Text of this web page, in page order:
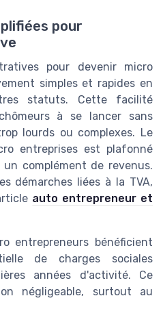
pour
pour devenir micro
simples et rapides en
statuts. Cette facilité
à se lancer sans
lourds ou complexes. Le
entreprises est plafonné
complément de revenus.
démarches liées à la TVA,
auto entrepreneur et
entrepreneurs bénéficient
de charges sociales
années d'activité. Ce
négligeable, surtout au